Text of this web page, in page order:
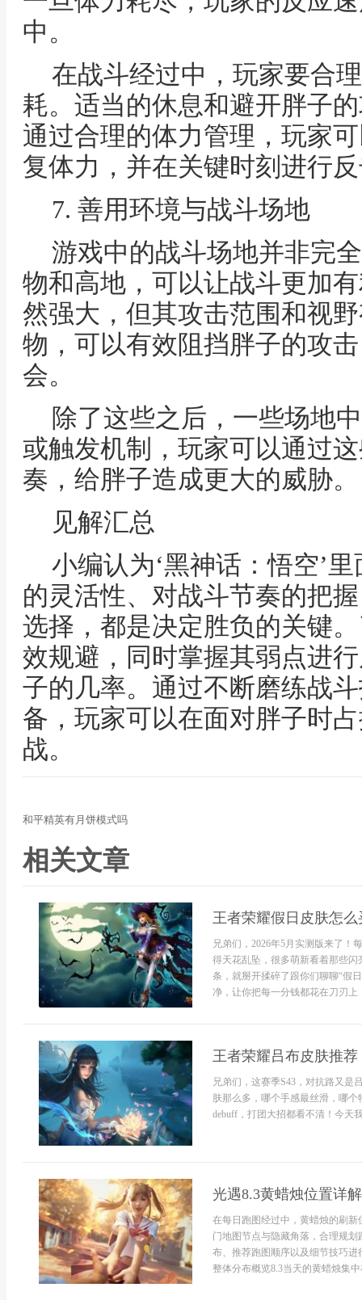
中。
在战斗经过中，玩家要合
耗。适当的休息和避开胖子
通过合理的体力管理，玩家
复体力，并在关键时刻进行
7. 善用环境与战斗场地
游戏中的战斗场地并非完
物和高地，可以让战斗更加
然强大，但其攻击范围和视
物，可以有效阻挡胖子的攻
会。
除了这些之后，一些场地
或触发机制，玩家可以通过
奏，给胖子造成更大的威胁。
见解汇总
小编认为‘黑神话：悟空’
的灵活性、对战斗节奏的把
选择，都是决定胜负的关键
效规避，同时掌握其弱点进
子的几率。通过不断磨练战
备，玩家可以在面对胖子时
战。
和平精英有月饼模式吗
相关文章
王者荣耀假日皮肤怎
兄弟们，2026年5月实测版来了！
得天花乱坠，很多萌新看着那些
条，就掰开揉碎了跟你们聊聊“假
净，让你把每一分钱都花在刀刃
王者荣耀吕布皮肤推荐
兄弟们，这赛季S43，对抗路又是
肤那么多，哪个手感最丝滑，哪
debuff，打团大招都看不清！今天
光遇8.3黄蜡烛位置详
在每日跑图经过中，黄蜡烛的刷
门地图节点与隐藏角落，合理规
布、推荐跑图顺序以及细节技巧
整体分布概览8.3当天的黄蜡烛集